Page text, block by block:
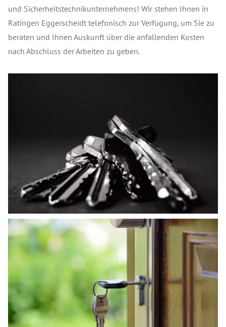
und Sicherheitstechnikunternehmens! Wir stehen Ihnen in
Ratingen Eggerscheidt telefonisch zur Verfügung, um Sie zu
beraten und Ihnen Auskunft über die anfallenden Kosten
nach Abschluss der Arbeiten zu geben.